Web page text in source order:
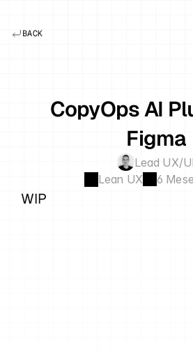
BACK
CopyOps AI
Figma
Lead UX/UI
Lean UX
6
WIP